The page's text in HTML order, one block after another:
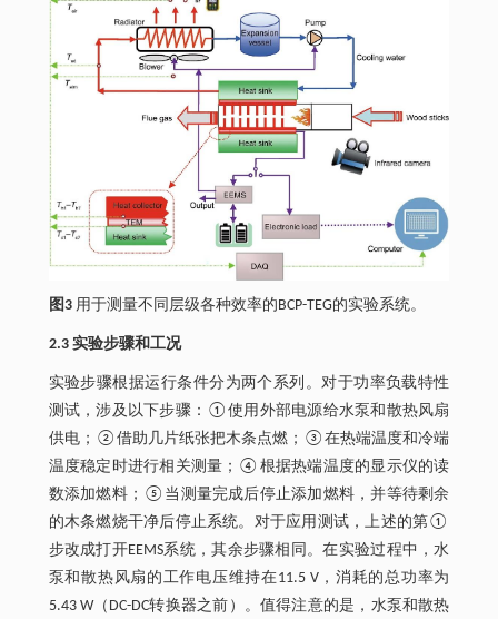
图3用于测量不同层级各种效率的BCP-TEG的实验系统。
2.3 实验步骤和工况
实验步骤根据运行条件分为两个系列。对于功率负载特性
测试，涉及以下步骤：①使用外部电源给水泵和散热风扇
供电；②借助几片纸张把木条点燃；③在热端温度和冷端
温度稳定时进行相关测量；④根据热端温度的显示仪的读
数添加燃料；⑤当测量完成后停止添加燃料，并等待剩余
的木条燃烧干净后停止系统。对于应用测试，上述的第①
步改成打开EEMS系统，其余步骤相同。在实验过程中，水
泵和散热风扇的工作电压维持在11.5 V，消耗的总功率为
5.43 W（DC-DC转换器之前）。值得注意的是，水泵和散热